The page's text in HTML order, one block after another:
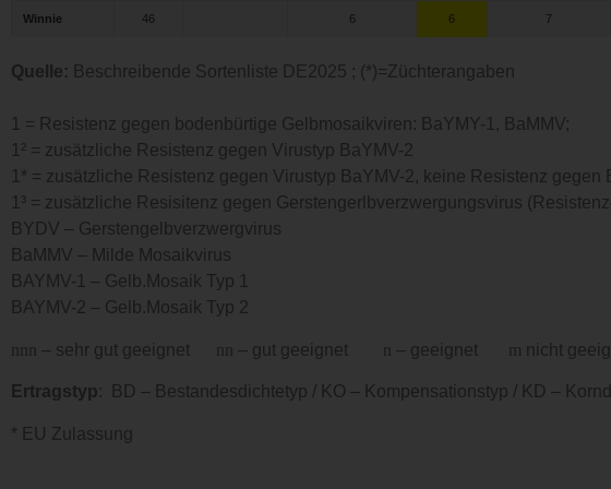
Winnie 46 6 6 7
Winnie
Quelle: Beschreibende Sortenliste DE2025 ; (*)=Züchterangaben
1 = Resistenz gegen bodenbürtige Gelbmosaikviren: BaYMY-1, BaMMV;
1² = zusätzliche Resistenz gegen Virustyp BaYMV-2
1* = zusätzliche Resistenz gegen Virustyp BaYMV-2, keine Resistenz gegen
1³ = zusätzliche Resisitenz gegen Gerstengerlbverzwergungsvirus
BYDV – Gerstengelbverzwergvirus
BaMMV – Milde Mosaikvirus
BAYMV-1 – Gelb.Mosaik Typ 1
BAYMV-2 – Gelb.Mosaik Typ 2
nnn – sehr gut geeignet nn – gut geeignet n – geeignet m nicht
Ertragstyp: BD – Bestandesdichtetyp / KO – Kompensationstyp / KD –
* EU Zulassung